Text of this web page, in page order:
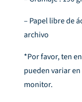
– Papel libre de
archivo
*Por favor, ten
pueden variar
monitor.